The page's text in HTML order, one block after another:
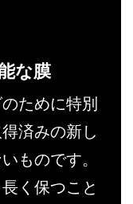
な膜
ために特別
済みの新し
ものです。
く保つこと